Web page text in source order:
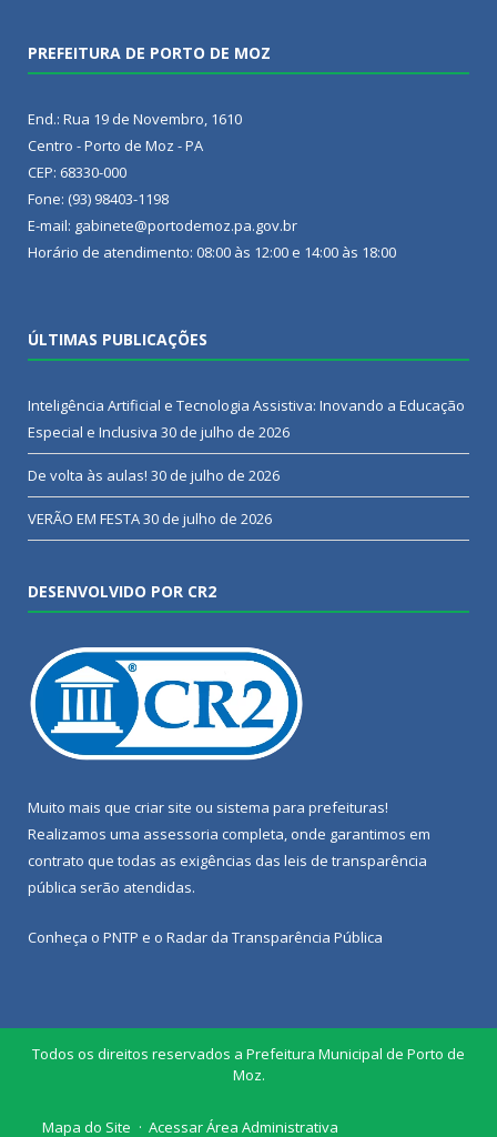
PREFEITURA DE PORTO DE MOZ
End.: Rua 19 de Novembro, 1610
Centro - Porto de Moz - PA
CEP: 68330-000
Fone: (93) 98403-1198
E-mail: gabinete@portodemoz.pa.gov.br
Horário de atendimento: 08:00 às 12:00 e 14:00 às 18:00
ÚLTIMAS PUBLICAÇÕES
Inteligência Artificial e Tecnologia Assistiva: Inovando a Educação
Especial e Inclusiva 30 de julho de 2026
De volta às aulas! 30 de julho de 2026
VERÃO EM FESTA30 de julho de 2026
DESENVOLVIDO POR CR2
Muito mais que criar site ou sistema para prefeituras!
Realizamos uma assessoria completa, onde garantimos em
contrato que todas as exigências das leis de transparência
pública serão atendidas.
Conheça o PNTP e o Radar da Transparência Pública
Todos os direitos reservados a Prefeitura Municipal de Porto de
Moz.
Mapa do Site Acessar Área Administrativa